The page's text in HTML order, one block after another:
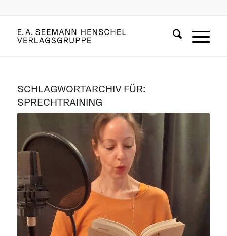
SCHLAGWORTARCHIV FÜR:
SPRECHTRAINING